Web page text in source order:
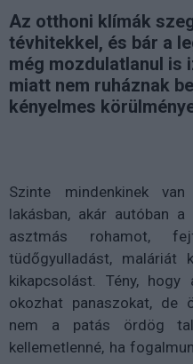
Az otthoni klímák
tévhitekkel, és bár a
még mozdulatlanul is
miatt nem ruháznak
kényelmes
Szinte mindenkinek
lakásban, akár autóban
asztmás rohamot,
tüdőgyulladást, maláriát
kikapcsolást. Tény,
okozhat panaszokat, de
nem a patás ördög
kellemetlenné, ha